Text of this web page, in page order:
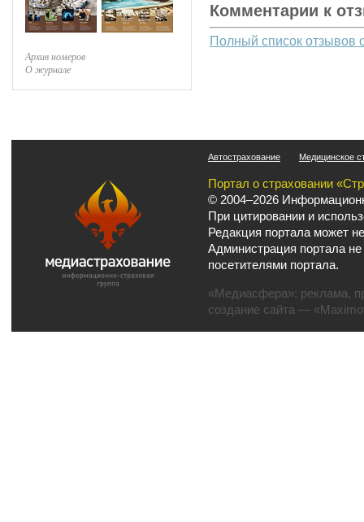
Архив номеров
О журнале
Комментарии к
Полный список отзывов
Автострахование Медицинское
Портал о страховании
© 2004–2026
При цитировании и
Редакция портала может
Администрация портала
посетителями портала.
«Медиасфера»: реклама,
создание сайта —